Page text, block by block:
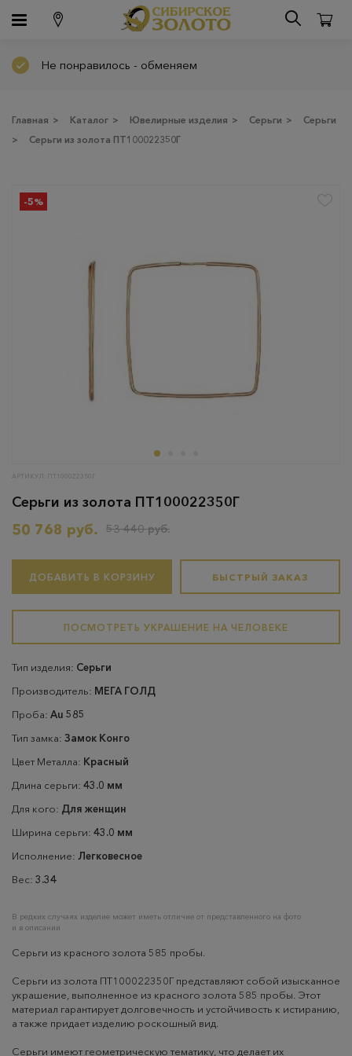
Не понравилось - обменяем
Главная > Каталог > Ювелирные изделия > Серьги >
Серьги
>
Серьги из золота ПТ100022350Г
-5%
АРТИКУЛ: ПТ100022350Г
Серьги из золота ПТ100022350Г
50 768 руб.
53 440 руб.
ДОБАВИТЬ В КОРЗИНУ БЫСТРЫЙ ЗАКАЗ
ПОСМОТРЕТЬ УКРАШЕНИЕ НА ЧЕЛОВЕКЕ
Тип изделия: Серьги
Производитель: МЕГА ГОЛД
Проба: Au 585
Тип замка: Замок Конго
Цвет Металла: Красный
Длина серьги: 43.0 мм
Для кого: Для женщин
Ширина серьги: 43.0 мм
Исполнение: Легковесное
Вес: 3.34
В редких случаях изделие может иметь отличие от представленного на фото
и в описании
Серьги из красного золота 585 пробы.
Серьги из золота ПТ100022350Г представляют собой изысканное
украшение, выполненное из красного золота 585 пробы. Этот
материал гарантирует долговечность и устойчивость к истиранию,
а также придает изделию роскошный вид.
Серьги имеют геометрическую тематику, что делает их